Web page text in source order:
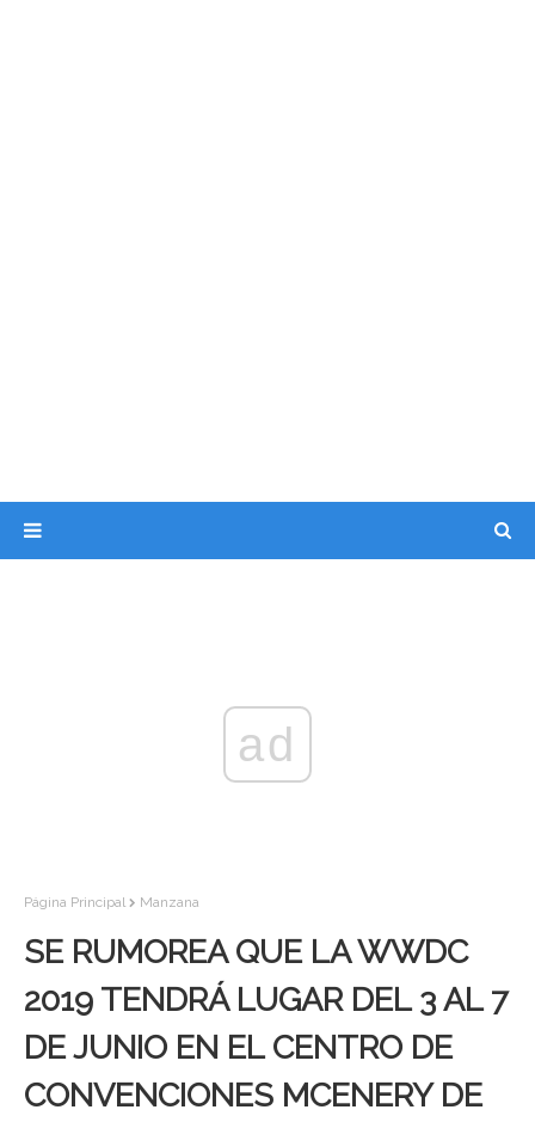
ad
Página Principal Manzana
SE RUMOREA QUE LA WWDC
2019 TENDRÁ LUGAR DEL 3 AL 7
DE JUNIO EN EL CENTRO DE
CONVENCIONES MCENERY DE